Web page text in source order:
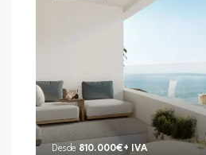
Desde 810.000€+ IVA